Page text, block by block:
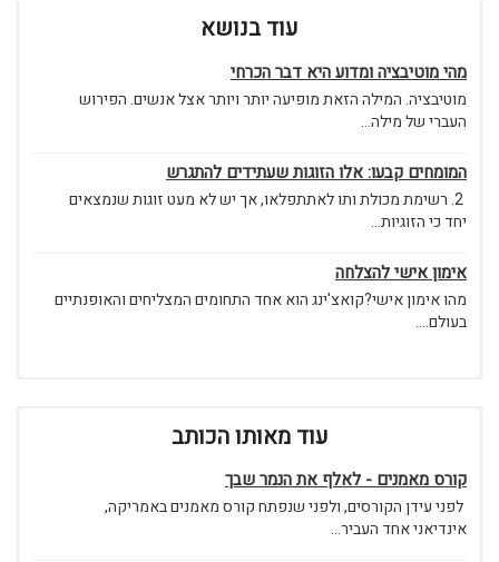
עוד בנושא
מהי מוטיבציה ומדוע היא דבר הכרחי
מוטיבציה. המילה הזאת מופיעה יותר ויותר אצל אנשים. הפירוש
העברי של מילה...
המומחים קבעו: אלו הזוגות שעתידים להתגרש
2. רשימת מכולת ותו לאתתפלאו, אך יש לא מעט זוגות שנמצאים
יחד כי הזוגיות...
אימון אישי להצלחה
מהו אימון אישי?קואצ'ינג הוא אחד התחומים המצליחים והאופנתיים
בעולם....
עוד מאותו הכותב
קורס מאמנים - לאלף את הנמר שבך
לפני עידן הקורסים, ולפני שנפתח קורס מאמנים באמריקה,
אינדיאני אחד העביר...